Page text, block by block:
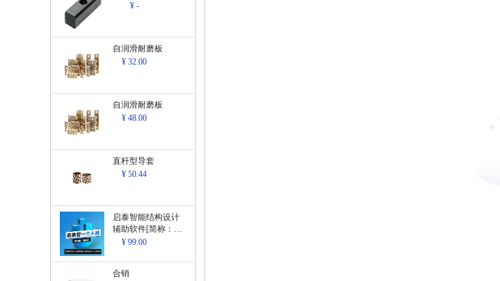
¥ -
自润滑耐磨板
¥ 32.00
自润滑耐磨板
¥ 48.00
直杆型导套
¥ 50.44
启泰智能结构设计
辅助软件[简称：结
构设计辅助软
¥ 99.00
合销